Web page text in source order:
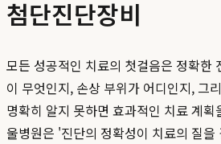
첨단진단장비
모든 성공적인 치료의 첫걸음은 정확한
이 무엇인지, 손상 부위가 어디인지, 그
명확히 알지 못하면 효과적인 치료 계획
울병원은 '진단의 정확성이 치료의 질